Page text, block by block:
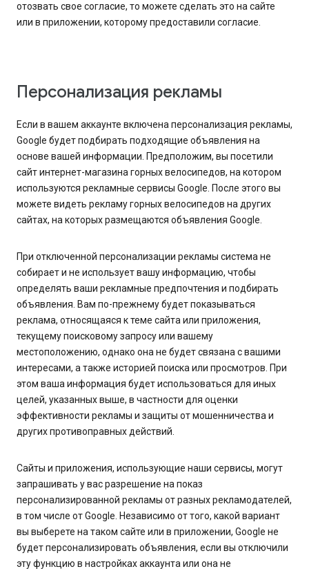
отозвать свое согласие, то можете сделать это на сайте
или в приложении, которому предоставили согласие.
Персонализация рекламы
Если в вашем аккаунте включена персонализация рекламы,
Google будет подбирать подходящие объявления на
основе вашей информации. Предположим, вы посетили
сайт интернет-магазина горных велосипедов, на котором
используются рекламные сервисы Google. После этого вы
можете видеть рекламу горных велосипедов на других
сайтах, на которых размещаются объявления Google.
При отключенной персонализации рекламы система не
собирает и не использует вашу информацию, чтобы
определять ваши рекламные предпочтения и подбирать
объявления. Вам по-прежнему будет показываться
реклама, относящаяся к теме сайта или приложения,
текущему поисковому запросу или вашему
местоположению, однако она не будет связана с вашими
интересами, а также историей поиска или просмотров. При
этом ваша информация будет использоваться для иных
целей, указанных выше, в частности для оценки
эффективности рекламы и защиты от мошенничества и
других противоправных действий.
Сайты и приложения, использующие наши сервисы, могут
запрашивать у вас разрешение на показ
персонализированной рекламы от разных рекламодателей,
в том числе от Google. Независимо от того, какой вариант
вы выберете на таком сайте или в приложении, Google не
будет персонализировать объявления, если вы отключили
эту функцию в настройках аккаунта или она не